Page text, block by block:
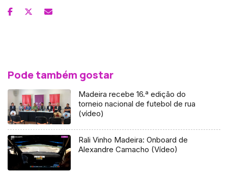
Pode também gostar
Madeira recebe 16.ª edição do
torneio nacional de futebol de rua
(vídeo)
Rali Vinho Madeira: Onboard de
Alexandre Camacho (Vídeo)